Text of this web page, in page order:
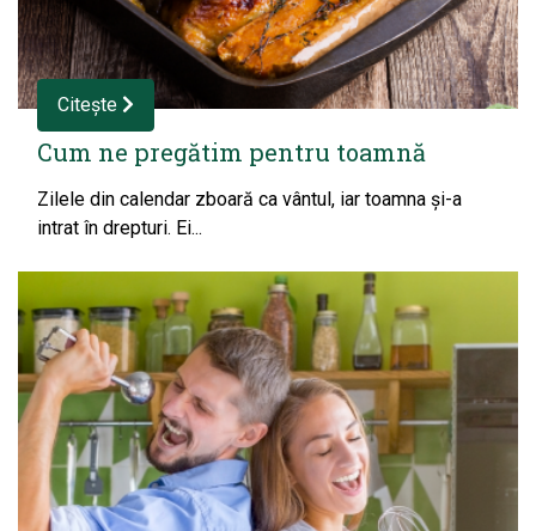
Citește
Cum ne pregătim pentru toamnă
Zilele din calendar zboară ca vântul, iar toamna și-a
intrat în drepturi. Ei...